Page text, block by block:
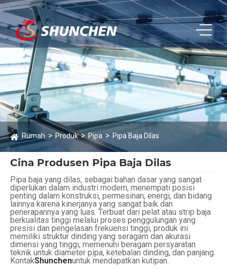
Rumah Produk Pipa Pipa Baja Dilas
Cina Produsen Pipa Baja Dilas
Pipa baja yang dilas, sebagai bahan dasar yang sangat
diperlukan dalam industri modern, menempati posisi
penting dalam konstruksi, permesinan, energi, dan bidang
lainnya karena kinerjanya yang sangat baik dan
penerapannya yang luas. Terbuat dari pelat atau strip baja
berkualitas tinggi melalui proses penggulungan yang
presisi dan pengelasan frekuensi tinggi, produk ini
memiliki struktur dinding yang seragam dan akurasi
dimensi yang tinggi, memenuhi beragam persyaratan
teknik untuk diameter pipa, ketebalan dinding, dan panjang.
KontakShunchenuntuk mendapatkan kutipan.